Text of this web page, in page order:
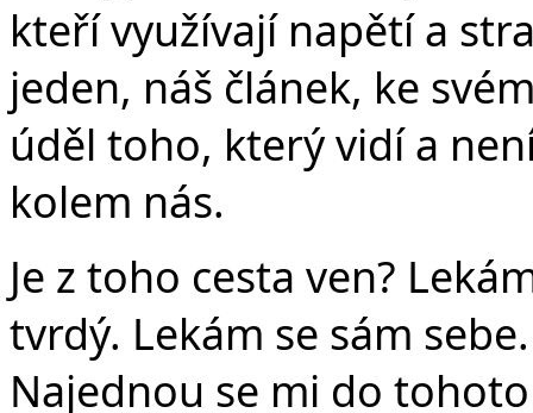
kteří využívají napětí a
jeden, náš článek, ke
úděl toho, který vidí a
kolem nás.
Je z toho cesta ven?
tvrdý. Lekám se sám
Najednou se mi do